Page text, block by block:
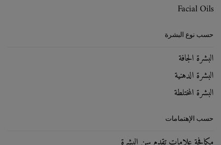
Facial Oils
حسب نوع البشرة
البشرة الجافة
البشرة الدهنية
البشرة المختلطة
حسب الإهتمامات